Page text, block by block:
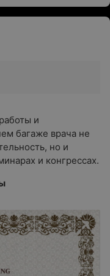
и
багаже врача не
но и
и конгрессах.